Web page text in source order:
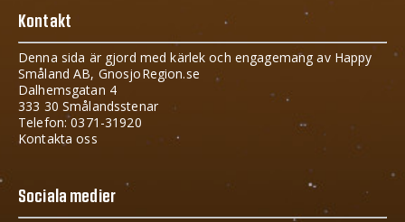
Kontakt
Denna sida är gjord med kärlek och engagemang av Happy
Småland AB, GnosjoRegion.se
Dalhemsgatan 4
333 30 Smålandsstenar
Telefon: 0371-31920
Kontakta oss
Sociala medier